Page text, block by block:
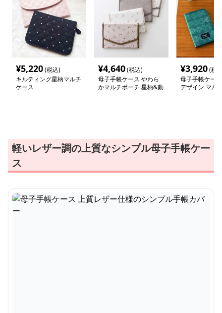
¥5,220(税込)
キルティング星柄マルチ
ケース
¥4,640(税込)
母子手帳ケース やわら
かマルチポーチ 星柄&動
¥3,920(税
母子手帳ケー
デザイン マル
軽いレザー調の上質なシンプル母子手帳ケー
ス